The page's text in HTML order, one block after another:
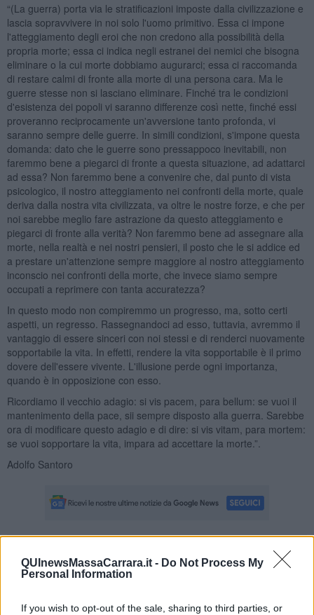
QUInewsMassaCarrara.it - Do Not Process My
Personal Information
If you wish to opt-out of the sale, sharing to third parties, or
“(La guerra) porta via le stratificazioni imposte dalla civilizzazione e
lascia sopravvivere in noi solo l'uomo primitivo. Essa ci impone
l'atteggiamento degli eroi che non credono alla possibilità della
propria morte; essa ci indica negli estranei dei nemici che bisogna
eliminare o la cui morte dobbiamo augurarci; essa ci raccomanda
di restare calmi di fronte alla morte di una persona cara. Ma le
guerre stesse non si lasciano eliminare. Finché tra le condizioni
d'esistenza dei popoli vi saranno differenze così nette, finché essi
proveranno reciprocamente un'avversione tanto profonda, vi
saranno sempre delle guerre. In simili condizioni, s'impone questa
domanda: dato che le guerre sono pressappoco inevitabili, non
faremmo bene a piegarci di fronte a questa situazione, ad adattarci
ad essa? Non faremmo bene a convenire che, dal punto di vista
psicologico, il nostro atteggiamento nei confronti della morte, quale
deriva dalla nostra vita civilizzata, va oltre le nostre forze, e che per
noi sarebbe meglio fare astrazione da questo atteggiamento e
piegarci di fronte alla verità? Non faremmo bene ad assegnare alla
morte, nella realtà e nei nostri pensieri, il posto che le si addice ed
a prestare un'attenzione sempre maggiore al nostro atteggiamento
inconscio nei confronti della morte, che invece siamo sempre
occupati a reprimere con tanta accuratezza?
In questo modo non compiremmo un progresso, ma, sotto certi
aspetti, un regresso. Rassegnandoci ad esso, tuttavia, avremmo il
vantaggio di essere sinceri con noi stessi e di renderci nuovamente
sopportabile la vita. In effetti, rendere la vita sopportabile è il primo
dovere dell'essere vivente. L'illusione perde ogni importanza,
quando è in opposizione con esso.
Ricordiamo il vecchio adagio: si vis pacem, para bellum: se vuoi il
mantenimento della pace, sii sempre disposto alla guerra. Sarebbe
ora di modificare questo adagio e di dire: si vis vitam, para mortem:
se vuoi sopportare la vita, impara ad accettare la morte.”.
Adolfo Santoro
Se vuoi leggere le notizie principali della Toscana iscriviti alla
Newsletter QUInews - ToscanaMedia.Arriva gratis tutti i giorni
Basta cliccareQUI